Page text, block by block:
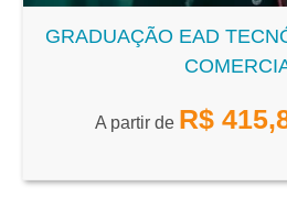
GRADUAÇÃO EAD
A partir de R$